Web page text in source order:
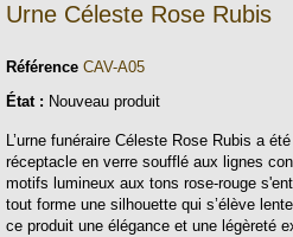
Urne Céleste Rose Rubis
Référence CAV-A05
État : Nouveau produit
L’urne funéraire Céleste Rose Rubis a
réceptacle en verre soufflé aux lignes
motifs lumineux aux tons rose-rouge
tout forme une silhouette qui s’élève
ce produit une élégance et une légèreté